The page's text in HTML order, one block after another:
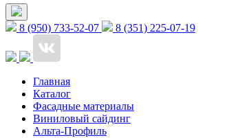
8 (950) 733-52-07 8 (351) 225-07-19
Главная
Каталог
Фасадные материалы
Виниловый сайдинг
Альта-Профиль